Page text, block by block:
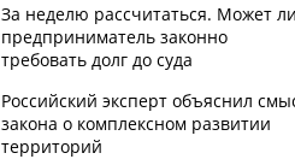
За неделю рассчитаться. Может ли
предприниматель законно
требовать долг до суда
Российский эксперт объяснил
закона о комплексном развитии
территорий